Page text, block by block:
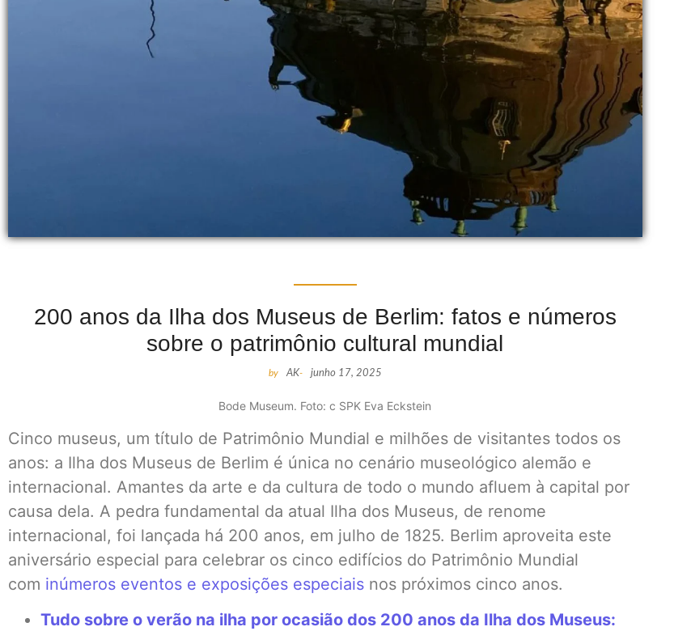
200 anos da Ilha dos Museus de Berlim: fatos e números
sobre o patrimônio cultural mundial
by AK- junho 17, 2025
Bode Museum. Foto: c SPK Eva Eckstein
Cinco museus, um título de Patrimônio Mundial e milhões de visitantes todos os
anos: a Ilha dos Museus de Berlim é única no cenário museológico alemão e
internacional. Amantes da arte e da cultura de todo o mundo afluem à capital por
causa dela. A pedra fundamental da atual Ilha dos Museus, de renome
internacional, foi lançada há 200 anos, em julho de 1825. Berlim aproveita este
aniversário especial para celebrar os cinco edifícios do Patrimônio Mundial
com inúmeros eventos e exposições especiais nos próximos cinco anos.
Tudo sobre o verão na ilha por ocasião dos 200 anos da Ilha dos Museus: